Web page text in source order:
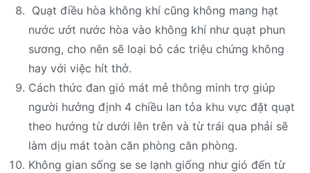
Quạt điều hòa không khí cũng không mang hạt
nước ướt nước hòa vào không khí như quạt phun
sương, cho nên sẽ loại bỏ các triệu chứng không
hay với việc hít thở.
Cách thức đan gió mát mẻ thông minh trợ giúp
người hưởng định 4 chiều lan tỏa khu vực đặt quạt
theo hướng từ dưới lên trên và từ trái qua phải sẽ
làm dịu mát toàn căn phòng căn phòng.
Không gian sống se se lạnh giống như gió đến từ